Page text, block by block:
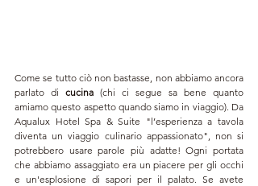
Come se tutto ciò non bastasse, non abbiamo ancora
parlato di cucina (chi ci segue sa bene quanto
amiamo questo aspetto quando siamo in viaggio). Da
Aqualux Hotel Spa & Suite "l’esperienza a tavola
diventa un viaggio culinario appassionato", non si
potrebbero usare parole più adatte! Ogni portata
che abbiamo assaggiato era un piacere per gli occhi
e un'esplosione di sapori per il palato. Se avete